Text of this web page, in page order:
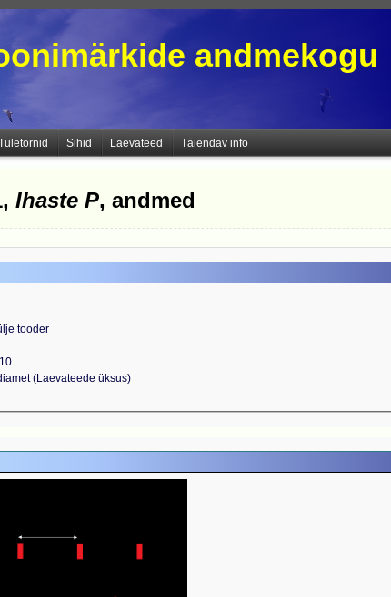
andmekogu
Sihid Laevateed Täiendav info
Ihaste P, andmed
tooder
(Laevateede üksus)